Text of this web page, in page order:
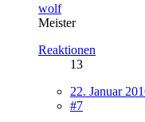
wolf
Meister
Reaktionen
13
22. Januar
#7